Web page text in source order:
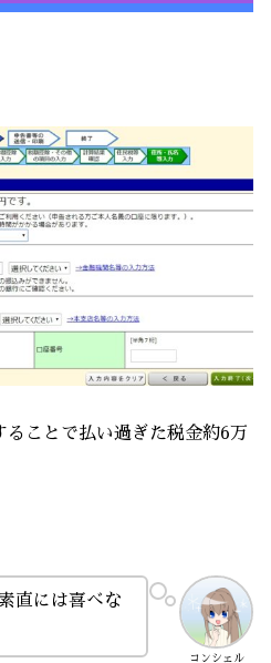
ことで払い過ぎた税金約6万
コンシェル
直には喜べな